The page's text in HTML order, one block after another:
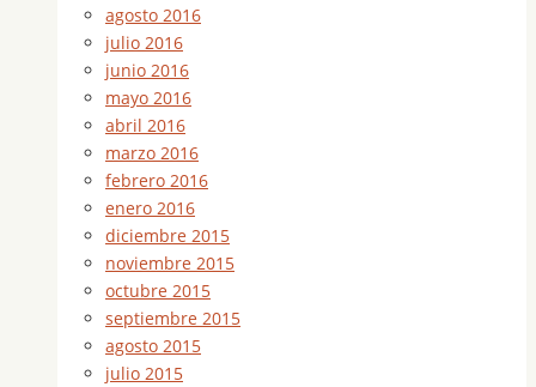
agosto 2016
julio 2016
junio 2016
mayo 2016
abril 2016
marzo 2016
febrero 2016
enero 2016
diciembre 2015
noviembre 2015
octubre 2015
septiembre 2015
agosto 2015
julio 2015